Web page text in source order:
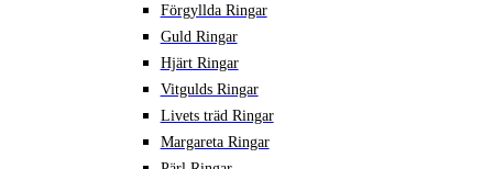
Förgyllda Ringar
Guld Ringar
Hjärt Ringar
Vitgulds Ringar
Livets träd Ringar
Margareta Ringar